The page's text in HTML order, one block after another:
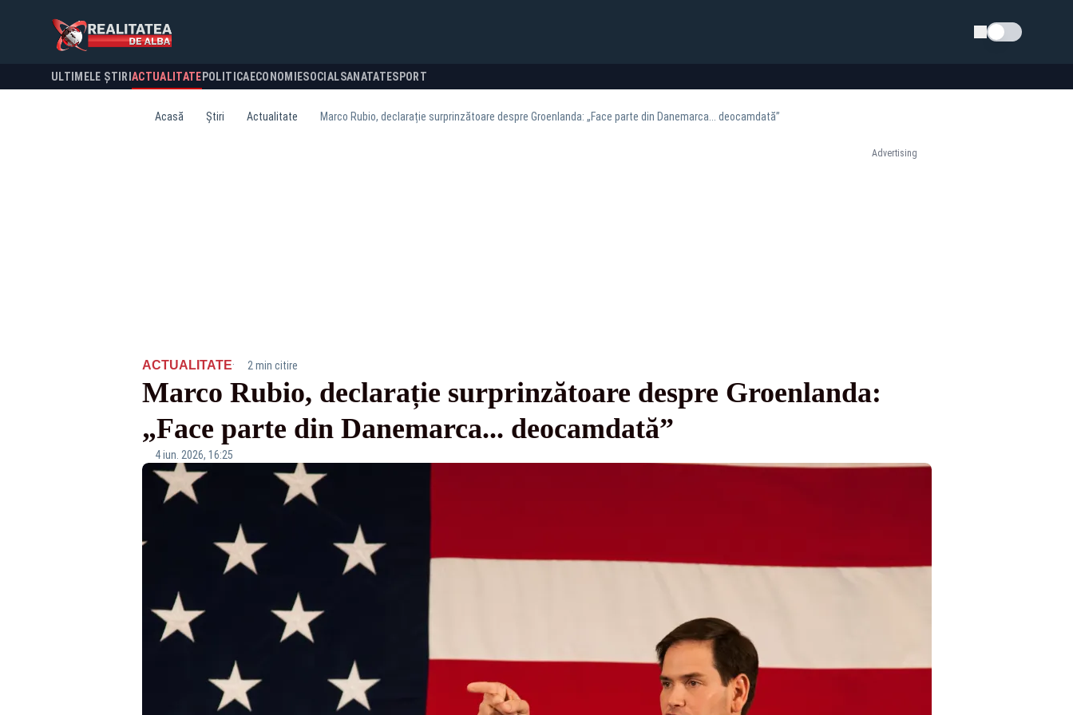
Schimba tema
ULTIMELE ȘTIRI ACTUALITATE POLITICA ECONOMIESOCIALSANATATESPORT
Acasă Știri Actualitate Marco Rubio, declarație surprinzătoare despre Groenlanda: „Face parte din Danemarca... deocamdată”
Advertising
ACTUALITATE· 2 min citire
Marco Rubio, declarație surprinzătoare despre Groenlanda:
„Face parte din Danemarca... deocamdată”
4 iun. 2026, 16:25